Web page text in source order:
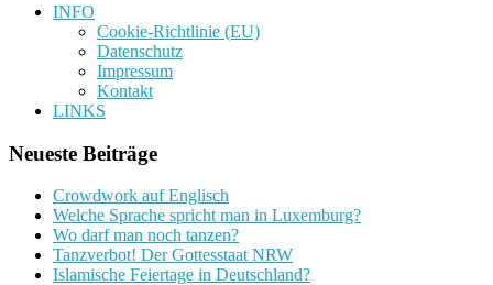
INFO
Cookie-Richtlinie (EU)
Datenschutz
Impressum
Kontakt
LINKS
Neueste Beiträge
Crowdwork auf Englisch
Welche Sprache spricht man in Luxemburg?
Wo darf man noch tanzen?
Tanzverbot! Der Gottesstaat NRW
Islamische Feiertage in Deutschland?